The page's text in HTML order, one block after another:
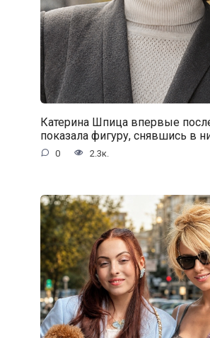
Катерина Шпица впервые
показала фигуру, снявшись в
0 2.3к.